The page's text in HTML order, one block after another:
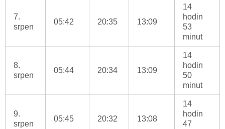
7.
srpen
05:42 20:35 13:09
14
hodin
53
minut
8.
srpen
05:44 20:34 13:09
14
hodin
50
minut
9.
srpen
05:45 20:32 13:08
14
hodin
47